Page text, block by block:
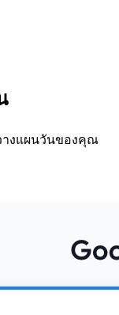
างแผนวันของคุณ